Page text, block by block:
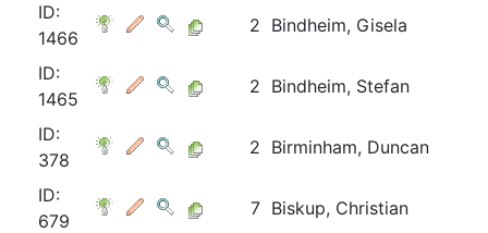
ID:
1466
2 Bindheim, Gisela
ID:
1465
2 Bindheim, Stefan
ID:
378
2 Birminham, Duncan
ID:
679
7 Biskup, Christian